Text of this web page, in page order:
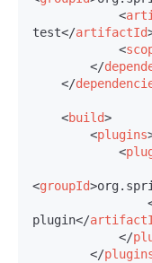
<
test</artifactId
<
</
</
<build>
<plugins
<
<groupId>
plugin</
</
</